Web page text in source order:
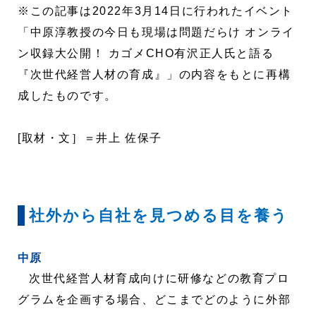
※この記事は2022年3月14日に行われたイベント
「中原淳教授の今日も現場は問題だらけ オンライ
ン収録大公開！ カゴメCHO有沢正人氏と語る
『次世代経営人材の育成』」の内容をもとに再構
成したものです。
[取材・文］＝井上 佐保子
社外から自社を見つめる目を養う
中原
次世代経営人材育成向けに研修などの教育プロ
グラムを企画する場合、どこまでどのように外部